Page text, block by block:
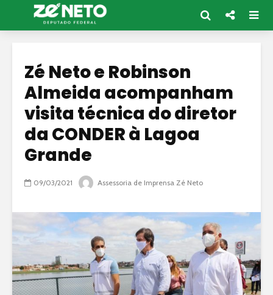
Zé Neto e Robinson
Almeida acompanham
visita técnica do diretor
da CONDER à Lagoa
Grande
09/03/2021 Assessoria de Imprensa Zé Neto